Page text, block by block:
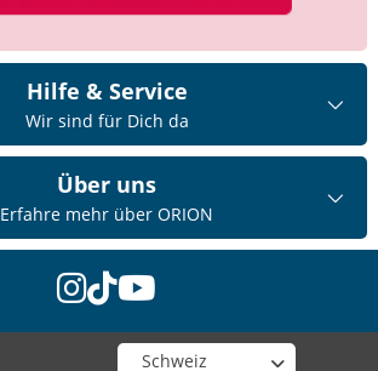
Hilfe & Service
Wir sind für Dich da
Über uns
Erfahre mehr über ORION
instagram
tiktok
youtube
Wähle deinen Shop